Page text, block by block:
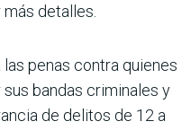
detalles.
penas contra quienes
bandas criminales y
de delitos de 12 a